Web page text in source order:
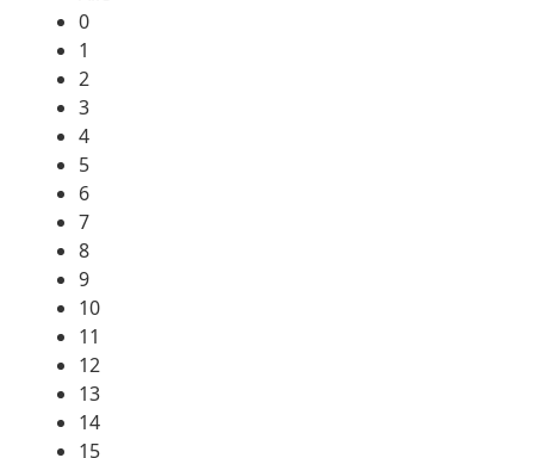
0
1
2
3
4
5
6
7
8
9
10
11
12
13
14
15